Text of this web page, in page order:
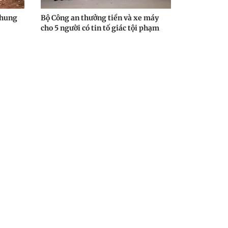
Bộ Công an thưởng tiền và xe máy
cho 5 người có tin tố giác tội phạm